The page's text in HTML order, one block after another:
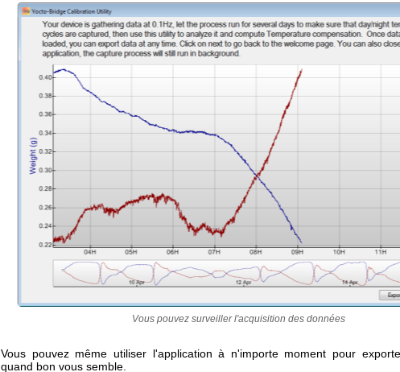
Vous pouvez surveiller l'acquisition des données
Vous pouvez même utiliser l'application à n'importe moment pour
quand bon vous semble.